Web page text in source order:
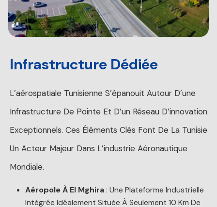
Infrastructure Dédiée
L’aérospatiale Tunisienne S’épanouit Autour D’une
Infrastructure De Pointe Et D’un Réseau D’innovation
Exceptionnels. Ces Éléments Clés Font De La Tunisie
Un Acteur Majeur Dans L’industrie Aéronautique
Mondiale.
Aéropole À El Mghira: Une Plateforme Industrielle
Intégrée Idéalement Située À Seulement 10 Km De